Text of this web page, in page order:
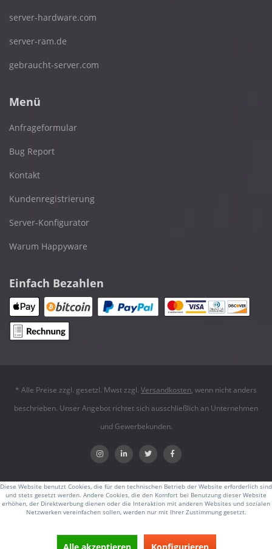
server-hardware.com
server-ram.de
gebraucht-server.com
Menü
Anfrageformular
Bug Report
Kontakt
Kundenregistrierung
Server-Konfigurator
Warum Happyware
Einfach Bezahlen
* Alle Preise zzgl. gesetzl. Mwst zzgl. Versandkosten, wenn nicht anders
beschrieben. Unser Angebot richtet sich ausschließlich an Unternehmen
und Gewerbekunden.
Diese Website benutzt Cookies, die für den technischen Betrieb der Website erforderlich sind
und stets gesetzt werden. Andere Cookies, die den Komfort bei Benutzung dieser Website
erhöhen, der Direktwerbung dienen oder die Interaktion mit anderen Websites und sozialen
Netzwerken vereinfachen sollen, werden nur mit Ihrer Zustimmung gesetzt.